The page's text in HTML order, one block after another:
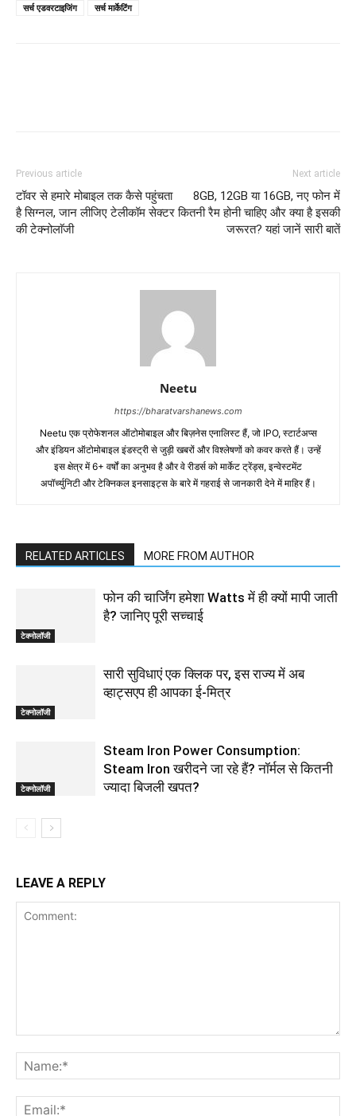
सर्च एडवरटाइजिंग सर्च मार्केटिंग
Previous article
टॉवर से हमारे मोबाइल तक कैसे पहुंचता
है सिग्नल, जान लीजिए टेलीकॉम सेक्टर
की टेक्नोलाॅजी
Next article
8GB, 12GB या 16GB, नए फोन में
कितनी रैम होनी चाहिए और क्या है इसकी
जरूरत? यहां जानें सारी बातें
Neetu
https://bharatvarshanews.com
Neetu एक प्रोफेशनल ऑटोमोबाइल और बिज़नेस एनालिस्ट हैं, जो IPO, स्टार्टअप्स
और इंडियन ऑटोमोबाइल इंडस्ट्री से जुड़ी खबरों और विश्लेषणों को कवर करते हैं। उन्हें
इस क्षेत्र में 6+ वर्षों का अनुभव है और वे रीडर्स को मार्केट ट्रेंड्स, इन्वेस्टमेंट
अपॉर्च्युनिटी और टेक्निकल इनसाइट्स के बारे में गहराई से जानकारी देने में माहिर हैं।
RELATED ARTICLES MORE FROM AUTHOR
टेक्नोलॉजी
फोन की चार्जिंग हमेशा Watts में ही क्यों मापी जाती
है? जानिए पूरी सच्चाई
टेक्नोलॉजी
सारी सुविधाएं एक क्लिक पर, इस राज्य में अब
व्हाट्सएप ही आपका ई-मित्र
टेक्नोलॉजी
Steam Iron Power Consumption:
Steam Iron खरीदने जा रहे हैं? नॉर्मल से कितनी
ज्यादा बिजली खपत?
LEAVE A REPLY